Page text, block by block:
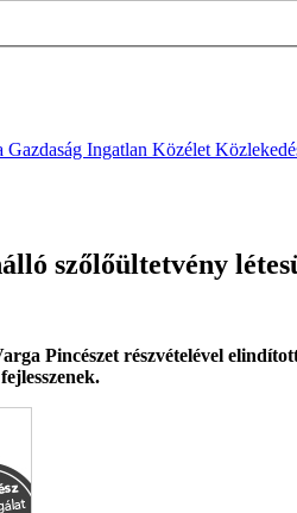
Gazdaság Ingatlan Közélet
szőlőültetvény
Pincészet részvételével